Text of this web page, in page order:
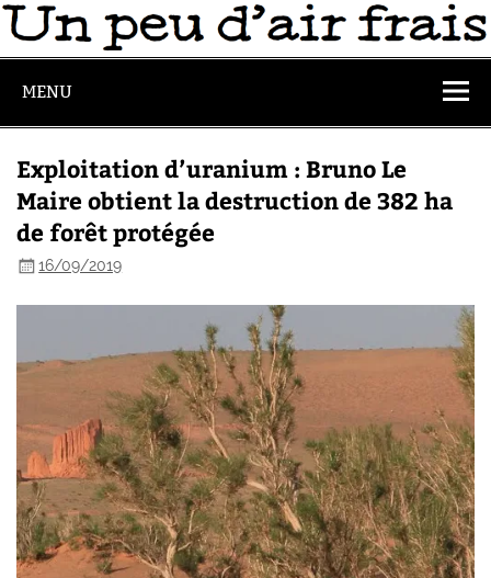
MENU
Exploitation d’uranium : Bruno Le
Maire obtient la destruction de 382 ha
de forêt protégée
16/09/2019